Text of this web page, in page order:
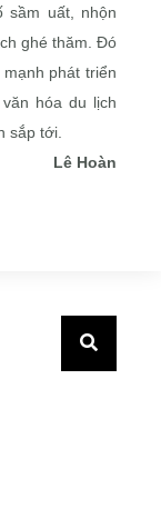
sầm uất, nhộn
ghé thăm. Đó
phát triển
hóa du lịch
sắp tới.
Lê Hoàn